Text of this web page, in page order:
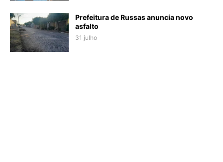
Prefeitura de Russas anuncia novo
asfalto
31 julho